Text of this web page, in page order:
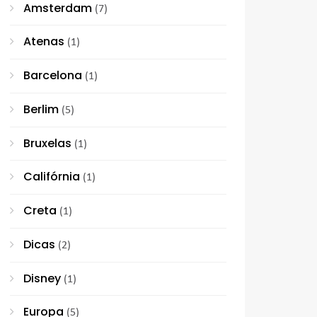
Amsterdam (7)
Atenas (1)
Barcelona (1)
Berlim (5)
Bruxelas (1)
Califórnia (1)
Creta (1)
Dicas (2)
Disney (1)
Europa (5)